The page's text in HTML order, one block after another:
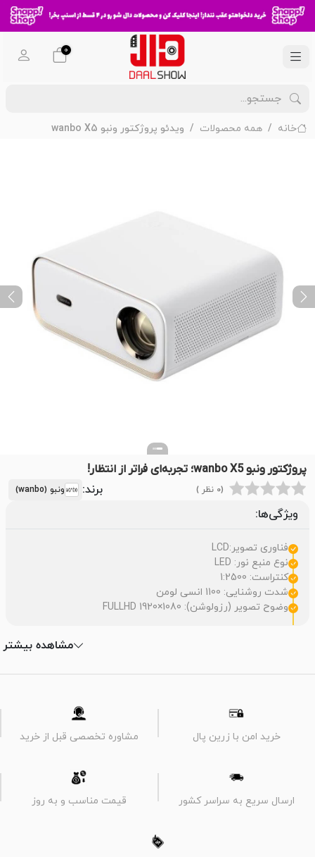
0
خانه همه محصولات ویدئو پروژکتور ونبو wanbo X5
Previous
پروژکتور ونبو wanbo X5؛ تجربه‌ای فراتر از انتظار!
(0 نظر ) برند: ونبو (wanbo)
ویژگی‌ها:
فناوری تصویر:LCD
نوع منبع نور: LED
کنتراست: 1:2500
شدت روشنایی: 1100 انسی لومن
وضوح تصویر (رزولوشن): FULLHD 1920×1080
مشاهده بیشتر
خرید امن با زرین پال مشاوره تخصصی قبل از خرید
ارسال سریع به سراسر کشور قیمت مناسب و به روز